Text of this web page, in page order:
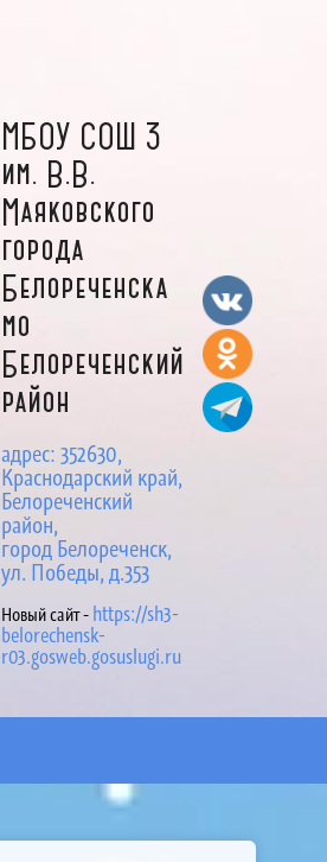
МБОУ СОШ 3
им. В.В.
Маяковского
города
Белореченска
мо
Белореченский
район
адрес: 352630,
Краснодарский край,
Белореченский
район,
город Белореченск,
ул. Победы, д.353
Новый сайт - https://sh3-
belorechensk-
r03.gosweb.gosuslugi.ru